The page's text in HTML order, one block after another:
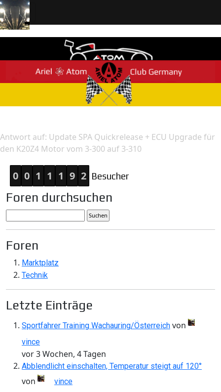
Antwort auf: Update SPA Quickrelease + ECU Upgrade für
den K20Z4 Motor vom 3-300 auf 3-310
0 0 1 1 1 9 2 Besucher
Foren durchsuchen
Foren
Marktplatz
Technik
Letzte Einträge
Sportfahrer Training Wachauring/Österreich von
vince
vor 3 Wochen, 4 Tagen
Abblendlicht einschalten, Temperatur steigt auf 120°
von vince